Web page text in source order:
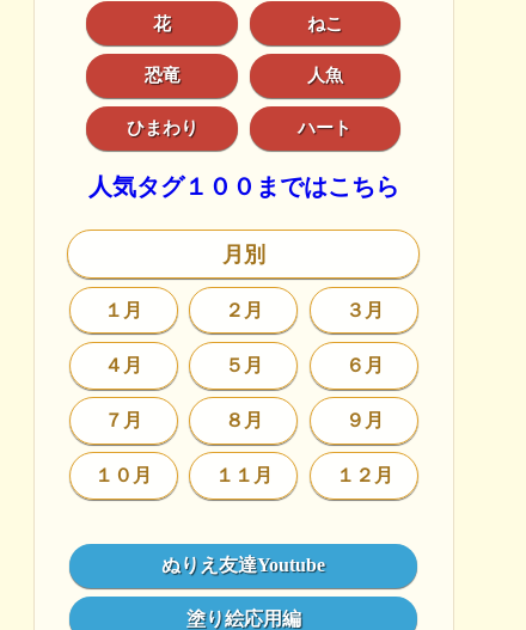
花 ねこ
恐竜 人魚
ひまわり ハート
人気タグ１００まではこちら
月別
１月 ２月 ３月
４月 ５月 ６月
７月 ８月 ９月
１０月 １１月 １２月
ぬりえ友達Youtube
塗り絵応用編